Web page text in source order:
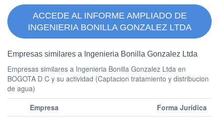
ACCEDE AL INFORME AMPLIADO DE
INGENIERIA BONILLA GONZALEZ LTDA
Empresas similares a Ingenieria Bonilla Gonzalez Ltda
Empresas similares a Ingenieria Bonilla Gonzalez Ltda en
BOGOTA D C y su actividad (Captacion tratamiento y distribucion
de agua)
Empresa
Forma Jurídica